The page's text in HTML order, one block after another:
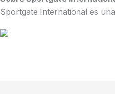
Sportgate International es